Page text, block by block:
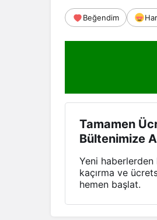
Beğendim
Tamamen
Bültenimize
Yeni haberlerden
kaçırma ve
hemen başlat.